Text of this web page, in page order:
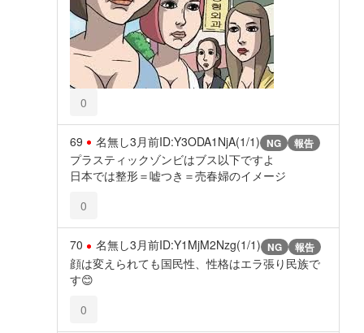
0
69 名無し3月前ID:Y3ODA1NjA(1/1) NG 報告
プラスティックゾンビはブス以下ですよ
日本では整形＝嘘つき＝売春婦のイメージ
0
70 名無し3月前ID:Y1MjM2Nzg(1/1) NG 報告
顔は変えられても国民性、性格はエラ張り民族で
す😊
0